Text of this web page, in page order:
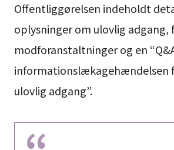
Offentliggørelsen indeholdt
oplysninger om ulovlig adgang,
modforanstaltninger og en
informationslækagehændelsen
ulovlig adgang”.